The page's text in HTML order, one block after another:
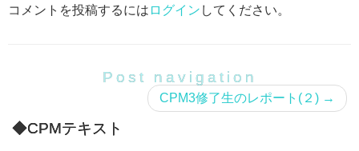
気持ちの切り替えが早くなったのはとても大きい変化
した。
しっかり教えていただけるからです。
これからCPM3に入りますがワクワクします。
勉強でこんなにワクワクするのは久々です！
気がついたら、
まだ、腹が立ったり嫌なことがあるとずっとそのこと
確実に変化してきていると思います。
「全ては自分の思考」と
全ては勝手に上手く行く、
私は幸せが大好き・・・
CPM１のテキストや、ブログに書いてあったこと
れるように思われました。
私の思考がそうさせた、
こういった事なのかな。と。
師匠の言うことは正しいと思っていたので
しかし徐々に師匠の霊感に振り回されだし、
発言がおかしくなっていく師匠と関係にも
そう思ってから、
「引き寄せ」って潜在意識業界（笑）ではよく聞くけ
れど、
けないわけ？？？」と思っていました。
この間１０年振りに髪の毛をバッサリ切りました。ミ
自分の生活に
深い部分で信じることが全然できていなかったんだと
自分の思考を探究しながら理解するということを面倒
コメントを投稿するには ログイン してください。
Post navigation
CPM3修了生のレポート(２) →
◆CPMテキスト